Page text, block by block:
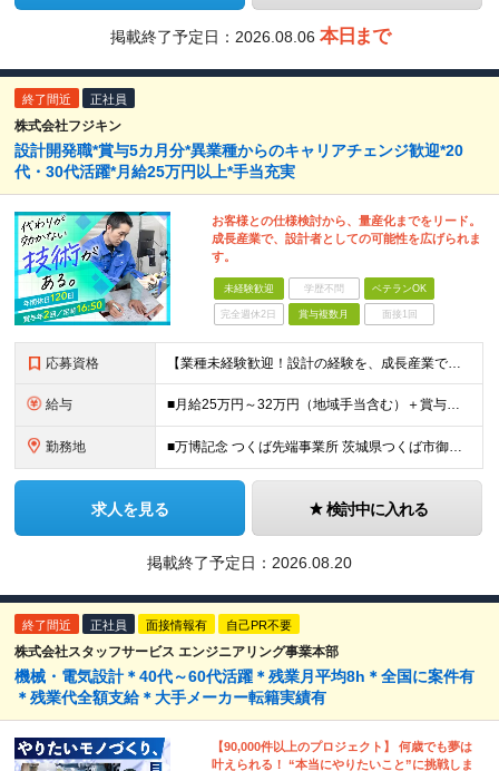
掲載終了予定日： 2026.08.06 本日まで
終了間近 正社員
株式会社フジキン
設計開発職*賞与5カ月分*異業種からのキャリアチェンジ歓迎*20
代・30代活躍*月給25万円以上*手当充実
お客様との仕様検討から、量産化までをリード。
成長産業で、設計者としての可能性を広げられま
す。
未経験歓迎 学歴不問 ベテランOK
完全週休2日 賞与複数月 面接1回
応募資格 【業種未経験歓迎！設計の経験を、成長産業で活かせます】 ＜応募条件＞ ◇高卒以上 ◇業種未経験歓迎 ◇何らかの製品設計経験をお持ちの方（分野不問） └2DCADまたは3DCADの操作経験がある方を想
給与 ■月給25万円～32万円（地域手当含む）＋賞与年2回（5カ月分※昨年度実績）＋各種手当 ※上記月給には月1万9075円以上の地域手当を含みます ※上記月給に残業代は含みません、残業代は別途全額支給い
勤務地 ■万博記念 つくば先端事業所 茨城県つくば市御幸が丘18 ※U・Iターン歓迎
求人を見る 検討中に入れる
掲載終了予定日： 2026.08.20
終了間近 正社員 面接情報有 自己PR不要
株式会社スタッフサービス エンジニアリング事業本部
機械・電気設計＊40代～60代活躍＊残業月平均8h＊全国に案件有
＊残業代全額支給＊大手メーカー転籍実績有
【90,000件以上のプロジェクト】 何歳でも夢は
叶えられる！ “本当にやりたいこと”に挑戦しま